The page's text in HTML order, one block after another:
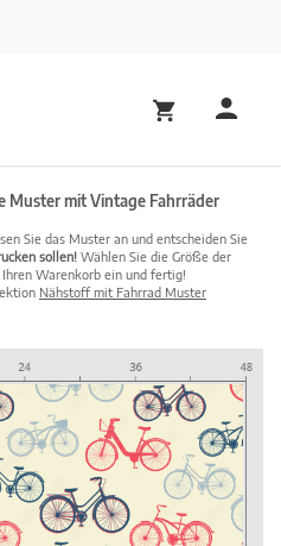
Muster mit Vintage Fahrräder
Sie das Muster an und entscheiden Sie
sollen! Wählen Sie die Größe der
Warenkorb ein und fertig!
Nähstoff mit Fahrrad Muster